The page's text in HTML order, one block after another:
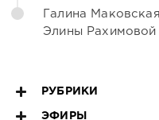
Галина
Элины Рахимовой
РУБРИКИ
ЭФИРЫ